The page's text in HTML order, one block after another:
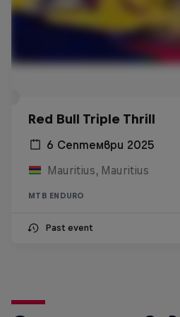
Red Bull Triple Thrill
6 Септември 2025
Mauritius, Mauritius
MTB ENDURO
Past event